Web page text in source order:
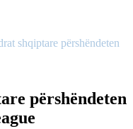
shqiptare përshëndeten
përshëndeten